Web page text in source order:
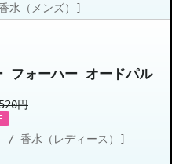
水（メンズ）]
ハー オードパル
円
/ 香水（レディース）]